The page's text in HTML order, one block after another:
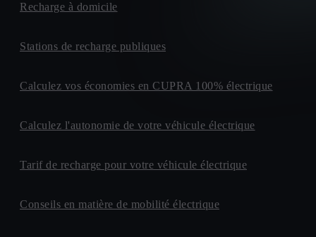
Recharge à domicile
Stations de recharge publiques
Calculez vos économies en CUPRA 100% électrique
Calculez l'autonomie de votre véhicule électrique
Tarif de recharge pour votre véhicule électrique
Conseils en matière de mobilité électrique